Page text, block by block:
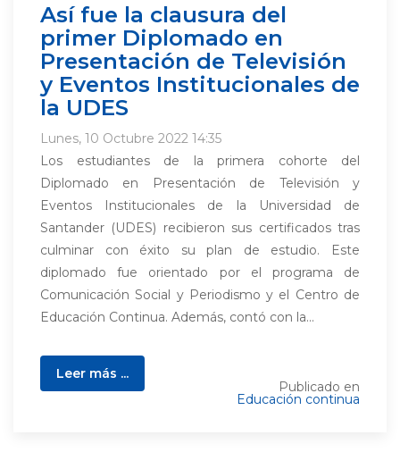
Así fue la clausura del
primer Diplomado en
Presentación de Televisión
y Eventos Institucionales de
la UDES
Lunes, 10 Octubre 2022 14:35
Los estudiantes de la primera cohorte del
Diplomado en Presentación de Televisión y
Eventos Institucionales de la Universidad de
Santander (UDES) recibieron sus certificados tras
culminar con éxito su plan de estudio. Este
diplomado fue orientado por el programa de
Comunicación Social y Periodismo y el Centro de
Educación Continua. Además, contó con la...
Leer más ...
Publicado en
Educación continua